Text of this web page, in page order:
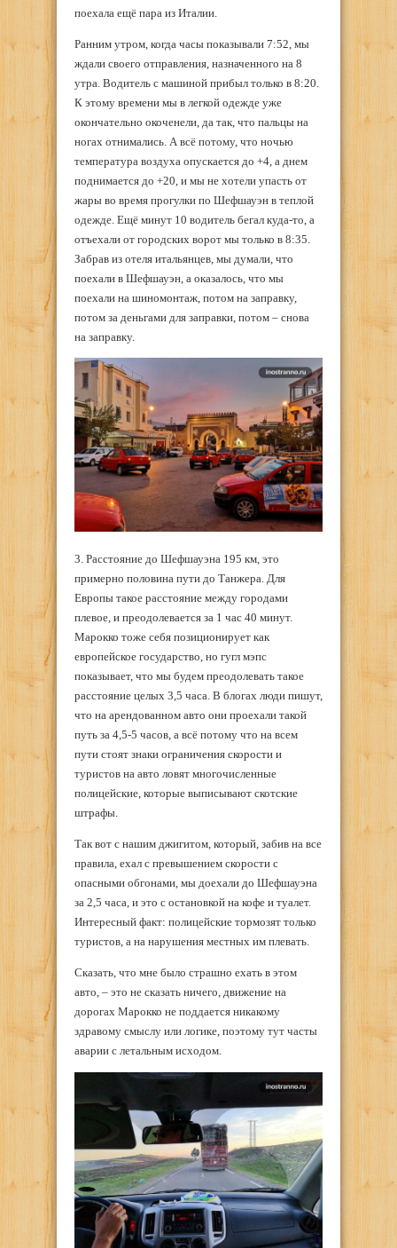
поехала ещё пара из Италии.
Ранним утром, когда часы показывали 7:52, мы
ждали своего отправления, назначенного на 8
утра. Водитель с машиной прибыл только в 8:20.
К этому времени мы в легкой одежде уже
окончательно окоченели, да так, что пальцы на
ногах отнимались. А всё потому, что ночью
температура воздуха опускается до +4, а днем
поднимается до +20, и мы не хотели упасть от
жары во время прогулки по Шефшауэн в теплой
одежде. Ещё минут 10 водитель бегал куда-то, а
отъехали от городских ворот мы только в 8:35.
Забрав из отеля итальянцев, мы думали, что
поехали в Шефшауэн, а оказалось, что мы
поехали на шиномонтаж, потом на заправку,
потом за деньгами для заправки, потом – снова
на заправку.
3. Расстояние до Шефшауэна 195 км, это
примерно половина пути до Танжера. Для
Европы такое расстояние между городами
плевое, и преодолевается за 1 час 40 минут.
Марокко тоже себя позиционирует как
европейское государство, но гугл мэпс
показывает, что мы будем преодолевать такое
расстояние целых 3,5 часа. В блогах люди пишут,
что на арендованном авто они проехали такой
путь за 4,5-5 часов, а всё потому что на всем
пути стоят знаки ограничения скорости и
туристов на авто ловят многочисленные
полицейские, которые выписывают скотские
штрафы.
Так вот с нашим джигитом, который, забив на все
правила, ехал с превышением скорости с
опасными обгонами, мы доехали до Шефшауэна
за 2,5 часа, и это с остановкой на кофе и туалет.
Интересный факт: полицейские тормозят только
туристов, а на нарушения местных им плевать.
Сказать, что мне было страшно ехать в этом
авто, – это не сказать ничего, движение на
дорогах Марокко не поддается никакому
здравому смыслу или логике, поэтому тут часты
аварии с летальным исходом.